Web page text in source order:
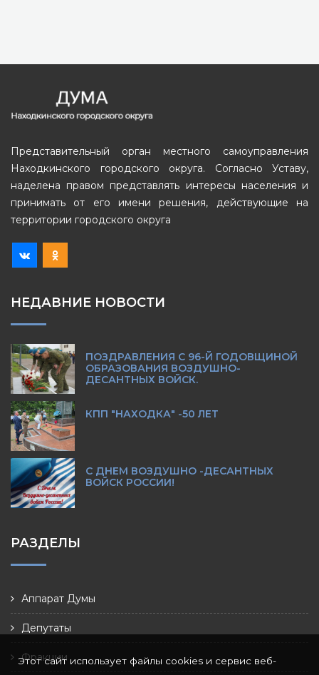
Представительный орган местного самоуправления
Находкинского городского округа. Согласно Уставу,
наделена правом представлять интересы населения и
принимать от его имени решения, действующие на
территории городского округа
НЕДАВНИЕ НОВОСТИ
ПОЗДРАВЛЕНИЯ С 96-Й ГОДОВЩИНОЙ
ОБРАЗОВАНИЯ ВОЗДУШНО-
ДЕСАНТНЫХ ВОЙСК.
КПП "НАХОДКА" -50 ЛЕТ
С ДНЕМ ВОЗДУШНО -ДЕСАНТНЫХ
ВОЙСК РОССИИ!
РАЗДЕЛЫ
Аппарат Думы
Депутаты
Фракции
Этот сайт использует файлы cookies и сервис веб-